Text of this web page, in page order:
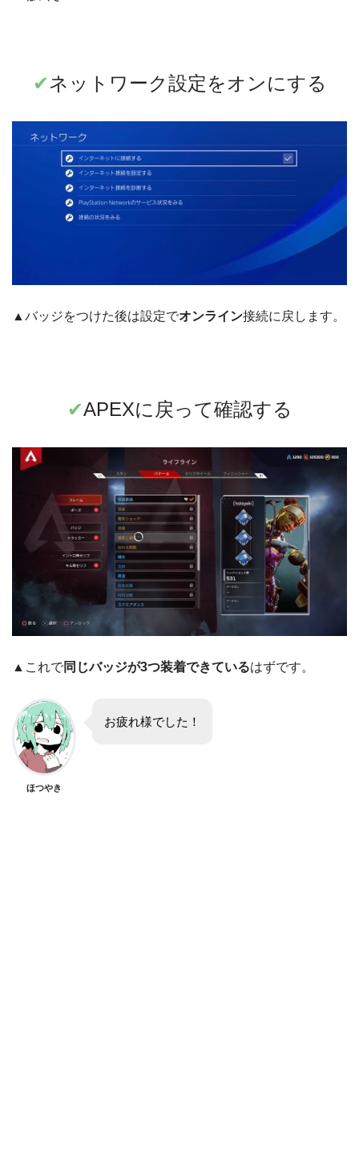
✔︎ネットワーク設定をオンにする
▲バッジをつけた後は設定でオンライン接続に戻します。
✔︎APEXに戻って確認する
▲これで同じバッジが3つ装着できているはずです。
ほつやき
お疲れ様でした！